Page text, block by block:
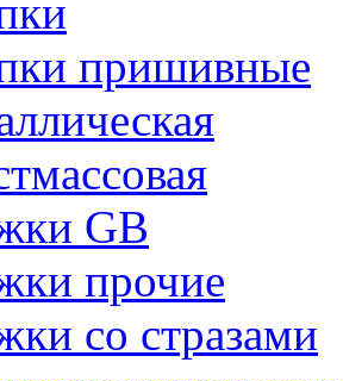
пришивные
GB
прочие
со стразами